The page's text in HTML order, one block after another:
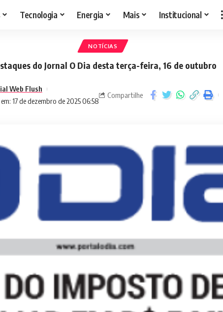
Tecnologia Energia Mais Institucional
NOTÍCIAS
do Jornal O Dia desta terça-feira, 16 de outubro
17 de dezembro de 2025 06:58
Web Flush
Compartilhe